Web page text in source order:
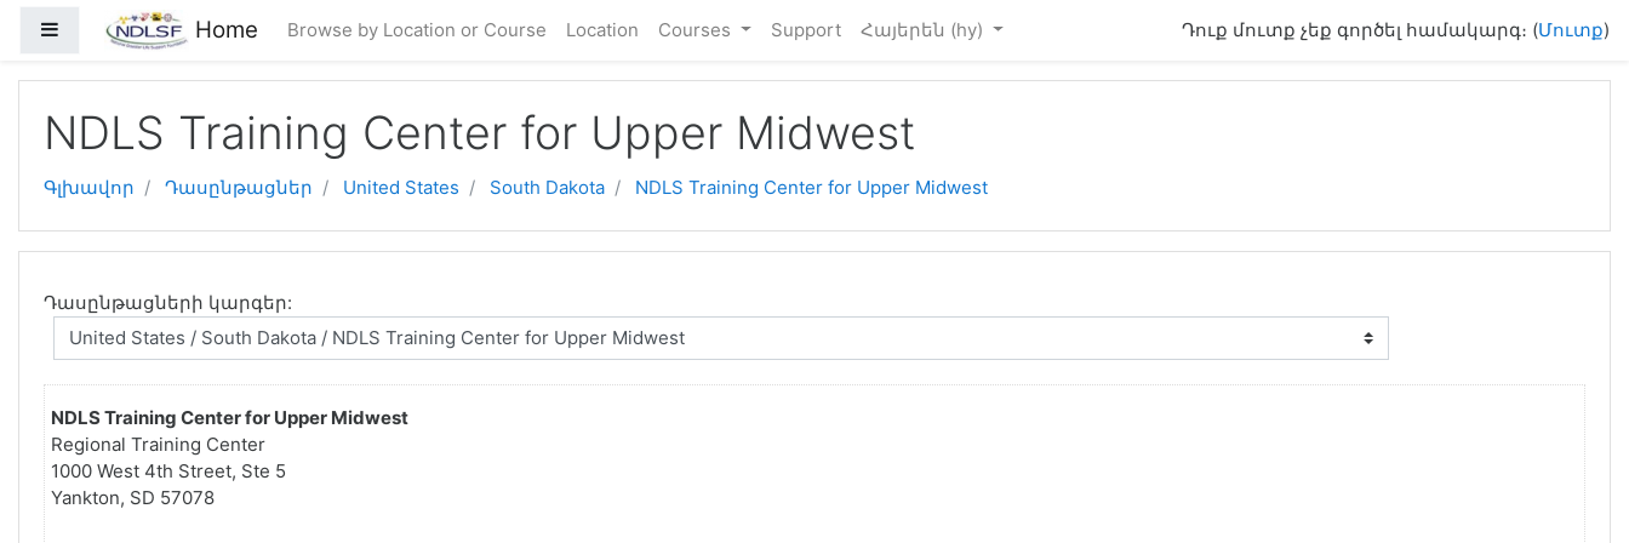
Բաց թողնել հիմնական բովանդակությունը
Side panel Home Browse by Location or Course Location Courses Support Հայերեն ‎(hy)‎ Դուք մուտք չեք գործել համակարգ։ (Մուտք)
NDLS Training Center for Upper Midwest
Գլխավոր Դասընթացներ United States South Dakota NDLS Training Center for Upper Midwest
Դասընթացների կարգեր:
NDLS Training Center for Upper Midwest
Regional Training Center
1000 West 4th Street, Ste 5
Yankton, SD 57078